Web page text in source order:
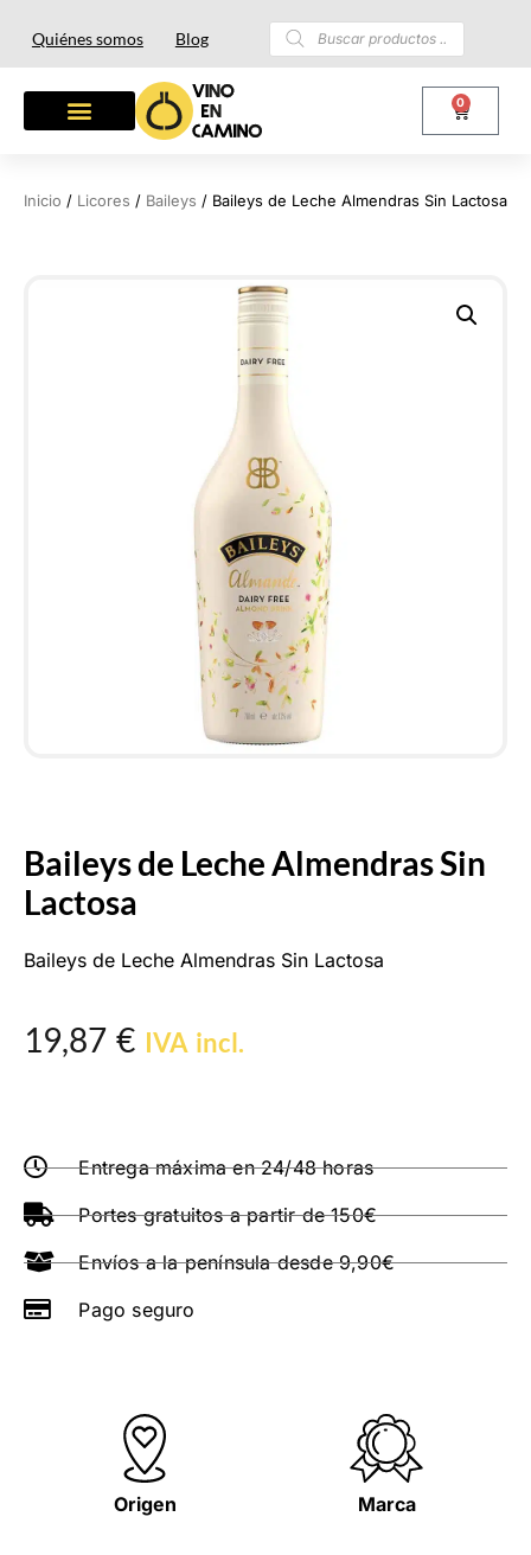
Quiénes somos Blog
0
Inicio / Licores / Baileys / Baileys de Leche Almendras Sin Lactosa
Baileys de Leche Almendras Sin
Lactosa
Baileys de Leche Almendras Sin Lactosa
19,87 € IVA incl.
Entrega máxima en 24/48 horas
Portes gratuitos a partir de 150€
Envíos a la península desde 9,90€
Pago seguro
Origen Marca